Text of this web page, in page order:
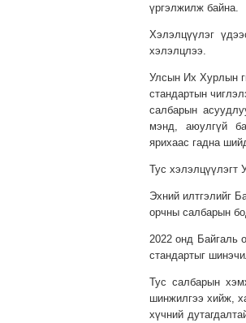
үргэлжилж байна.
Хэлэлцүүлэг
хэлэлцлээ.
Улсын Их Хурлын
стандартын
салбарын
мэнд, аюулгүй
ярихаас гадна
Тус хэлэлцүүлэгт
Эхний илтгэлийг
орчны салбарын
2022 онд Байгаль
стандартыг
Тус салбарын
шинжилгээ хийж,
хүчний